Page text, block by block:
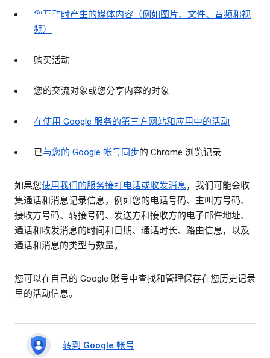
您互动时产生的媒体内容（例如图片、文件、音频和视
频）
购买活动
您的交流对象或您分享内容的对象
在使用 Google 服务的第三方网站和应用中的活动
已与您的 Google 帐号同步的 Chrome 浏览记录
如果您使用我们的服务接打电话或收发消息，我们可能会收
集通话和消息记录信息，例如您的电话号码、主叫方号码、
接收方号码、转接号码、发送方和接收方的电子邮件地址、
通话和收发消息的时间和日期、通话时长、路由信息，以及
通话和消息的类型与数量。
您可以在自己的 Google 账号中查找和管理保存在您历史记录
里的活动信息。
转到 Google 帐号